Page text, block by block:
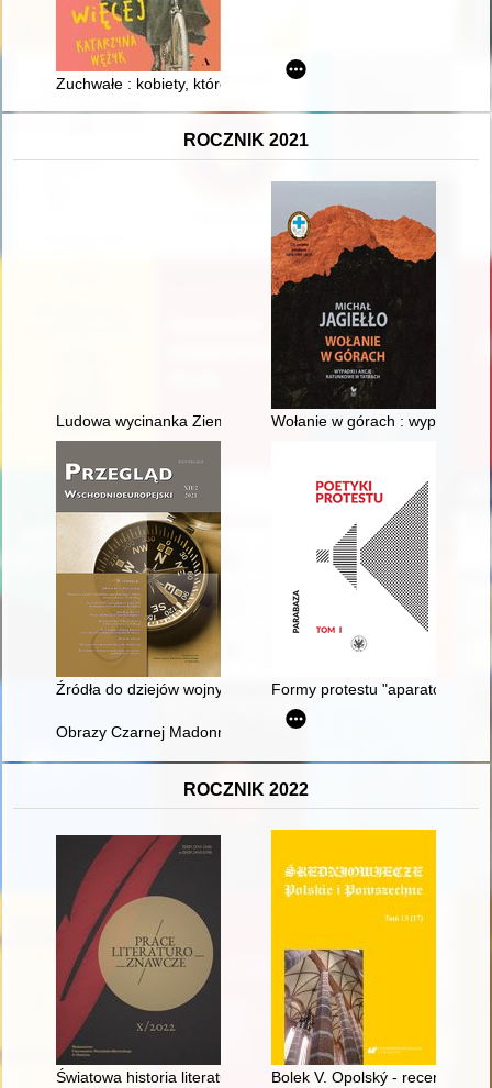
Zuchwałe : kobiety, które chciały więcej
ROCZNIK 2021
Ludowa wycinanka Ziemi Rawskiej : wystawa ze zbiorów
Wołanie w górach : wypadki i
Źródła do dziejów wojny polsko-rosyjskiej 1919-1920 w
Formy protestu "aparatczyka" :
Obrazy Czarnej Madonny i polskie wpływy rekatolizacji na
ROCZNIK 2022
Światowa historia literatury polskiej - recenzja]
Bolek V. Opolský - recenzja]